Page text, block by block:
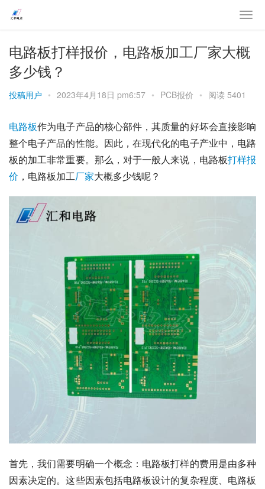
电路板打样报价，电路板加工厂家大概
多少钱？
投稿用户 • 2023年4月18日 pm6:57 • PCB报价 • 阅读 5401
电路板作为电子产品的核心部件，其质量的好坏会直接影响
整个电子产品的性能。因此，在现代化的电子产业中，电路
板的加工非常重要。那么，对于一般人来说，电路板打样报
价 ，电路板加工厂家大概多少钱呢？
首先，我们需要明确一个概念：电路板打样的费用是由多种
因素决定的。这些因素包括电路板设计的复杂程度、电路板